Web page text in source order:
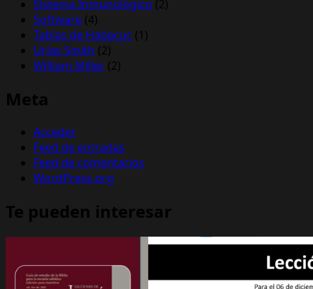
Sistema Inmunológico (2)
Software (4)
Tablas de Habacuc (1)
Urías Smith (2)
William Miller (2)
Meta
Acceder
Feed de entradas
Feed de comentarios
WordPress.org
Te pueden interesar